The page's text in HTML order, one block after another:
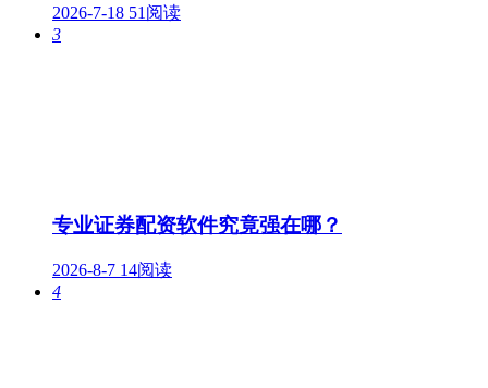
2026-7-18 51阅读
3
专业证券配资软件究竟强在哪？
2026-8-7 14阅读
4